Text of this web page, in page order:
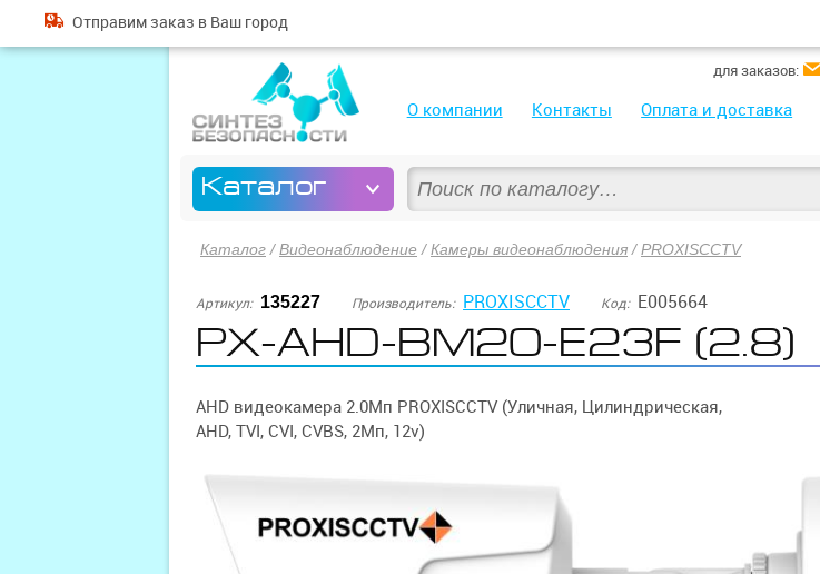
О компании Контакты Оплата и доставка
Каталог
для заказов:
Отправим заказ в Ваш город
Каталог /Видеонаблюдение /Камеры видеонаблюдения /PROXISCCTV
Артикул: 135227 Производитель: PROXISCCTV Код: E005664
PX-AHD-BM20-E23F (2.8)
AHD видеокамера 2.0Мп PROXISCCTV (Уличная, Цилиндрическая,
AHD, TVI, CVI, CVBS, 2Мп, 12v)